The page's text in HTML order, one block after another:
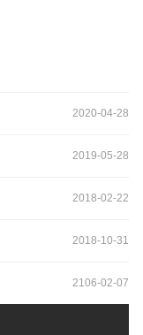
2020-04-28
2019-05-28
2018-02-22
2018-10-31
2106-02-07